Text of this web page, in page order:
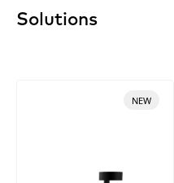
Solutions
NEW